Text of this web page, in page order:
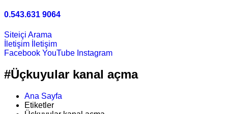
0.543.631 9064
Siteiçi Arama
İletişim
İletişim
Facebook YouTube Instagram
#Üçkuyular kanal açma
Ana Sayfa
Etiketler